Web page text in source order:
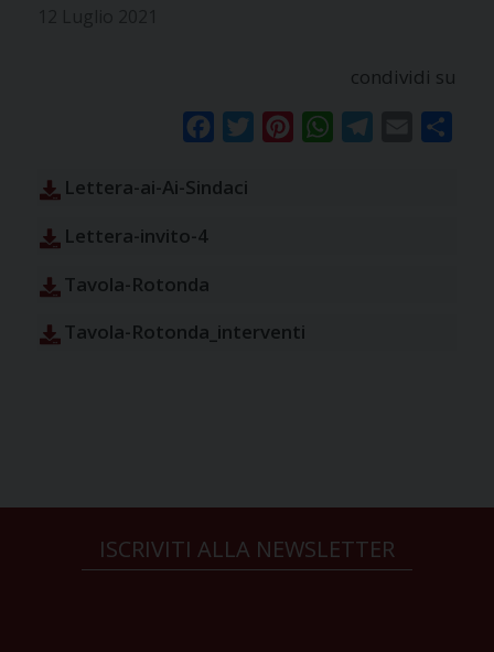
condividi su
FacebookTwitterPinterestWhatsAppTelegram
Email
Lettera-ai-Ai-Sindaci
Lettera-invito-4
Tavola-Rotonda
Tavola-Rotonda_interventi
ISCRIVITI ALLA NEWSLETTER